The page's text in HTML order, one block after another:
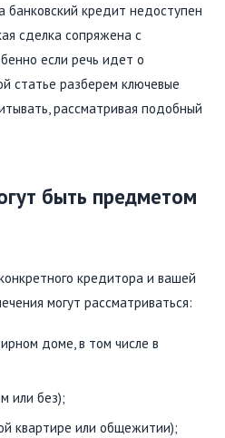
банковский кредит недоступен
сделка сопряжена с
если речь идет о
статье разберем ключевые
рассматривая подобный
быть предметом
кредитора и вашей
могут рассматриваться:
доме, в том числе в
или без);
квартире или общежитии);